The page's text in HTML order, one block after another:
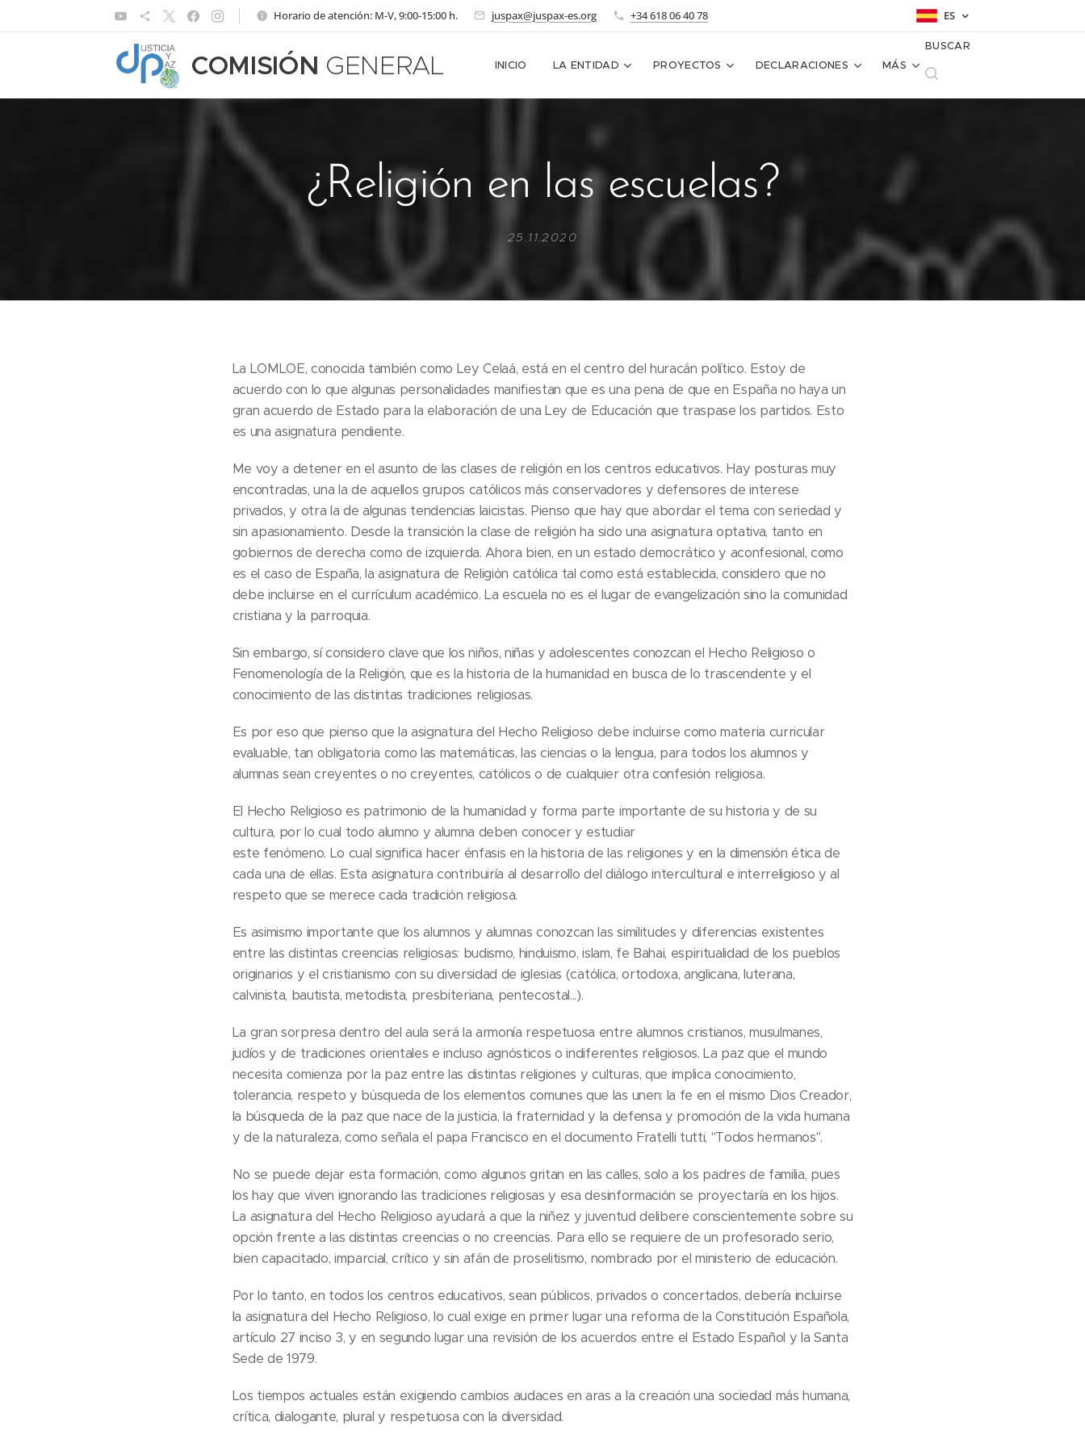
Horario de atención: M-V, 9:00-15:00 h. juspax@juspax-es.org +34 618 06 40 78 ES
COMISIÓN GENERAL INICIO LA ENTIDAD PROYECTOS DECLARACIONES MÁS
BUSCAR
¿Religión en las escuelas?
25.11.2020
La LOMLOE, conocida también como Ley Celaá, está en el centro del huracán político. Estoy de
acuerdo con lo que algunas personalidades manifiestan que es una pena de que en España no haya un
gran acuerdo de Estado para la elaboración de una Ley de Educación que traspase los partidos. Esto
es una asignatura pendiente.
Me voy a detener en el asunto de las clases de religión en los centros educativos. Hay posturas muy
encontradas, una la de aquellos grupos católicos más conservadores y defensores de interese
privados, y otra la de algunas tendencias laicistas. Pienso que hay que abordar el tema con seriedad y
sin apasionamiento. Desde la transición la clase de religión ha sido una asignatura optativa, tanto en
gobiernos de derecha como de izquierda. Ahora bien, en un estado democrático y aconfesional, como
es el caso de España, la asignatura de Religión católica tal como está establecida, considero que no
debe incluirse en el currículum académico. La escuela no es el lugar de evangelización sino la comunidad
cristiana y la parroquia.
Sin embargo, sí considero clave que los niños, niñas y adolescentes conozcan el Hecho Religioso o
Fenomenología de la Religión, que es la historia de la humanidad en busca de lo trascendente y el
conocimiento de las distintas tradiciones religiosas.
Es por eso que pienso que la asignatura del Hecho Religioso debe incluirse como materia curricular
evaluable, tan obligatoria como las matemáticas, las ciencias o la lengua, para todos los alumnos y
alumnas sean creyentes o no creyentes, católicos o de cualquier otra confesión religiosa.
El Hecho Religioso es patrimonio de la humanidad y forma parte importante de su historia y de su
cultura, por lo cual todo alumno y alumna deben conocer y estudiar
este fenómeno. Lo cual significa hacer énfasis en la historia de las religiones y en la dimensión ética de
cada una de ellas. Esta asignatura contribuiría al desarrollo del diálogo intercultural e interreligioso y al
respeto que se merece cada tradición religiosa.
Es asimismo importante que los alumnos y alumnas conozcan las similitudes y diferencias existentes
entre las distintas creencias religiosas: budismo, hinduismo, islam, fe Bahai, espiritualidad de los pueblos
originarios y el cristianismo con su diversidad de iglesias (católica, ortodoxa, anglicana, luterana,
calvinista, bautista, metodista, presbiteriana, pentecostal...).
La gran sorpresa dentro del aula será la armonía respetuosa entre alumnos cristianos, musulmanes,
judíos y de tradiciones orientales e incluso agnósticos o indiferentes religiosos. La paz que el mundo
necesita comienza por la paz entre las distintas religiones y culturas, que implica conocimiento,
tolerancia, respeto y búsqueda de los elementos comunes que las unen: la fe en el mismo Dios Creador,
la búsqueda de la paz que nace de la justicia, la fraternidad y la defensa y promoción de la vida humana
y de la naturaleza, como señala el papa Francisco en el documento Fratelli tutti, "Todos hermanos".
No se puede dejar esta formación, como algunos gritan en las calles, solo a los padres de familia, pues
los hay que viven ignorando las tradiciones religiosas y esa desinformación se proyectaría en los hijos.
La asignatura del Hecho Religioso ayudará a que la niñez y juventud delibere conscientemente sobre su
opción frente a las distintas creencias o no creencias. Para ello se requiere de un profesorado serio,
bien capacitado, imparcial, crítico y sin afán de proselitismo, nombrado por el ministerio de educación.
Por lo tanto, en todos los centros educativos, sean públicos, privados o concertados, debería incluirse
la asignatura del Hecho Religioso, lo cual exige en primer lugar una reforma de la Constitución Española,
artículo 27 inciso 3, y en segundo lugar una revisión de los acuerdos entre el Estado Español y la Santa
Sede de 1979.
Los tiempos actuales están exigiendo cambios audaces en aras a la creación una sociedad más humana,
crítica, dialogante, plural y respetuosa con la diversidad.